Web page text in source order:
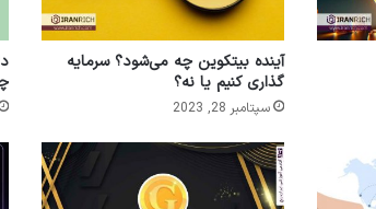
آینده بیتکوین چه می‌شود؟ سرمایه
گذاری کنیم یا نه؟
سپتامبر 28, 2023